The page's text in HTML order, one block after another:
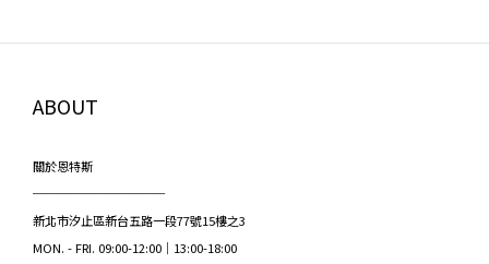
ABOUT
關於恩特斯
───────────
新北市汐止區新台五路一段77號15樓之3
MON. - FRI. 09:00-12:00｜13:00-18:00